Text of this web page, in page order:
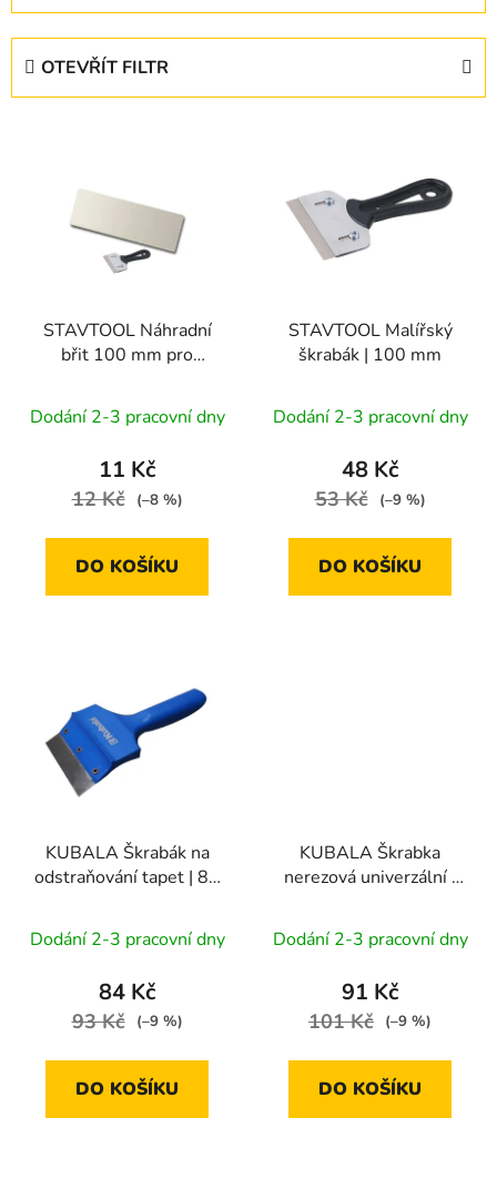
z
OTEVŘÍT FILTR
STAVTOOL Náhradní
břit 100 mm pro
ZN31502
Dodání 2-3 pracovní dny
11 Kč
12 Kč (–8 %)
DO KOŠÍKU
STAVTOOL Malířský
škrabák | 100 mm
Dodání 2-3 pracovní dny
48 Kč
53 Kč (–9 %)
DO KOŠÍKU
KUBALA Škrabák na
odstraňování tapet | 88
Dodání 2-3 pracovní dny
84 Kč
93 Kč (–9 %)
DO KOŠÍKU
KUBALA Škrabka
nerezová univerzální |
Dodání 2-3 pracovní dny
91 Kč
101 Kč (–9 %)
DO KOŠÍKU